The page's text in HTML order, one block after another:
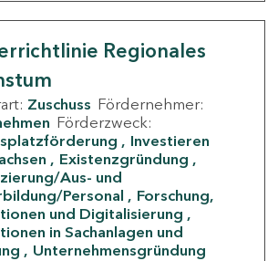
Regionales
Zuschuss Fördernehmer:
Förderzweck:
Investieren
Existenzgründung
Aus- und
Personal
Forschung,
und Digitalisierung
in Sachanlagen und
Unternehmensgründung